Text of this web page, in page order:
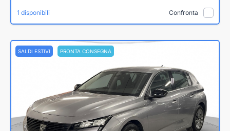
1 disponibili Confronta
SALDI ESTIVI PRONTA CONSEGNA